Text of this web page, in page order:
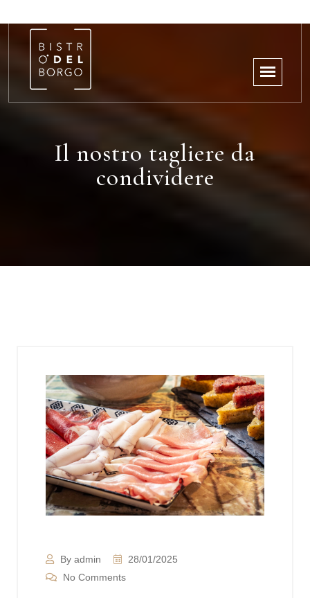
Il nostro tagliere da
condividere
By admin
28/01/2025
No Comments